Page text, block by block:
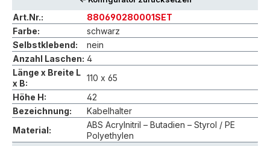
Art.Nr.:
880690280001SET
Farbe:
schwarz
Selbstklebend:
nein
Anzahl Laschen: 4
Länge x Breite L
x B:
110 x 65
Höhe H:
42
Bezeichnung:
Kabelhalter
Material:
ABS Acrylnitril – Butadien – Styrol / PE
Polyethylen